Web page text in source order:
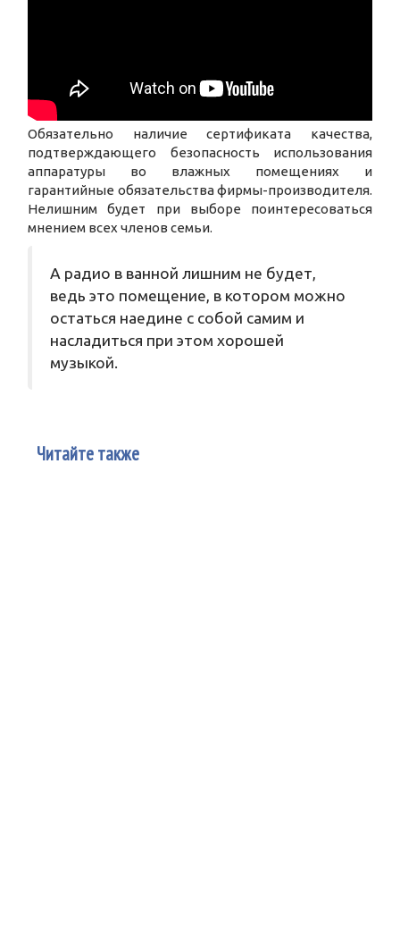
Обязательно наличие сертификата качества,
подтверждающего безопасность использования
аппаратуры во влажных помещениях и
гарантийные обязательства фирмы-производителя.
Нелишним будет при выборе поинтересоваться
мнением всех членов семьи.
А радио в ванной лишним не будет,
ведь это помещение, в котором можно
остаться наедине с собой самим и
насладиться при этом хорошей
музыкой.
Читайте также